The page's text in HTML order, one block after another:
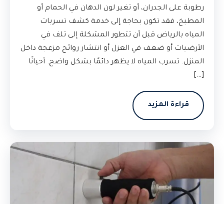
رطوبة على الجدران، أو تغير لون الدهان في الحمام أو
المطبخ، فقد تكون بحاجة إلى خدمة كشف تسربات
المياه بالرياض قبل أن تتطور المشكلة إلى تلف في
الأرضيات أو ضعف في العزل أو انتشار روائح مزعجة داخل
المنزل. تسرب المياه لا يظهر دائمًا بشكل واضح. أحيانًا
[…]
قراءة المزيد